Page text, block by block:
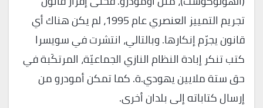
تجريم التمييز العنصري عام 1995، لم يكن هناك أي
قانون يجرّم إنكارها. وبالتالي، انتشرت في سويسرا
كتب تنكر إبادة النظام النازي الجماعيّة، المرتكَبة في
حق ستة ملايين يهودي.ة. كما تمكن أمودرو من
إرسال كتاباته إلى بلدان أخرى.